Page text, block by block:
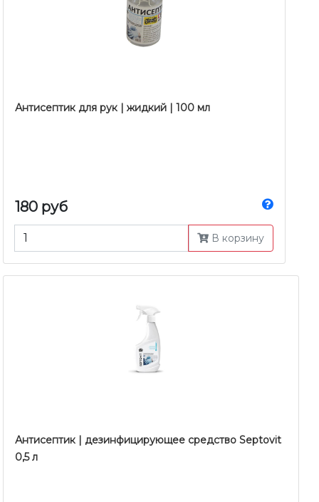
Антисептик для рук | жидкий | 100 мл
180 руб
В корзину
Антисептик | дезинфицирующее средство Septovit
0,5 л